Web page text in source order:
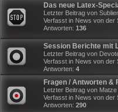
Das neue Latex-
Letzter Beitrag von
Verfasst in News von der
Antworten: 136
Session Berichte mit
Letzter Beitrag von
Verfasst in News von der
Antworten: 4
Fragen / Antworten &
Letzter Beitrag von Matze
Verfasst in News von der
Antworten: 290